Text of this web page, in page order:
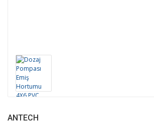
ANTECH